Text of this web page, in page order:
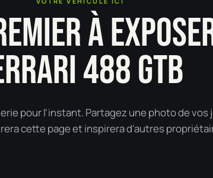
À
488 GTB
pour l'instant. Partagez une photo de vos
cette page et inspirera d'autres